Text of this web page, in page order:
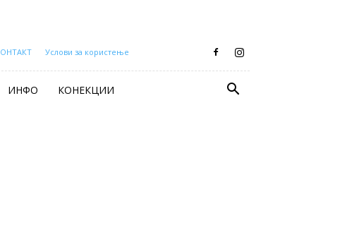
Услови за користење
ИНФО КОНЕКЦИИ